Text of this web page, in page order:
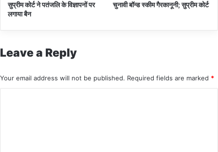
सुप्रीम कोर्ट ने पतंजलि के विज्ञापनों पर
लगाया बैन
चुनावी बॉन्ड स्कीम गैरकानूनी; सुप्रीम कोर्ट
Leave a Reply
Your email address will not be published. Required fields are marked *